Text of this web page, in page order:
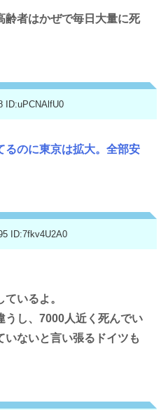
齢者はかぜで毎日大量に死
ID:uPCNAlfU0
るのに東京は拡大。全部安
ID:7fkv4U2A0
いるよ。
うし、7000人近く死んでい
いないと言い張るドイツも